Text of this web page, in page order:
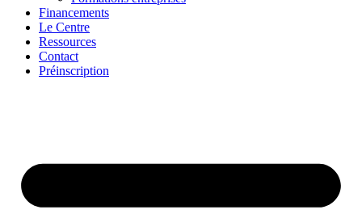
Financements
Le Centre
Ressources
Contact
Préinscription